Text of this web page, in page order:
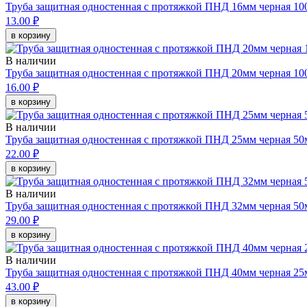
Труба защитная одностенная с протяжкой ПНД 16мм черная
13.00 ₽
в корзину
В наличии
Труба защитная одностенная с протяжкой ПНД 20мм черная
16.00 ₽
в корзину
В наличии
Труба защитная одностенная с протяжкой ПНД 25мм черная
22.00 ₽
в корзину
В наличии
Труба защитная одностенная с протяжкой ПНД 32мм черная
29.00 ₽
в корзину
В наличии
Труба защитная одностенная с протяжкой ПНД 40мм черная
43.00 ₽
в корзину